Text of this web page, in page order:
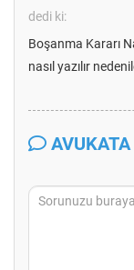
dedi ki:
Boşanma Kararı
nasıl yazılır